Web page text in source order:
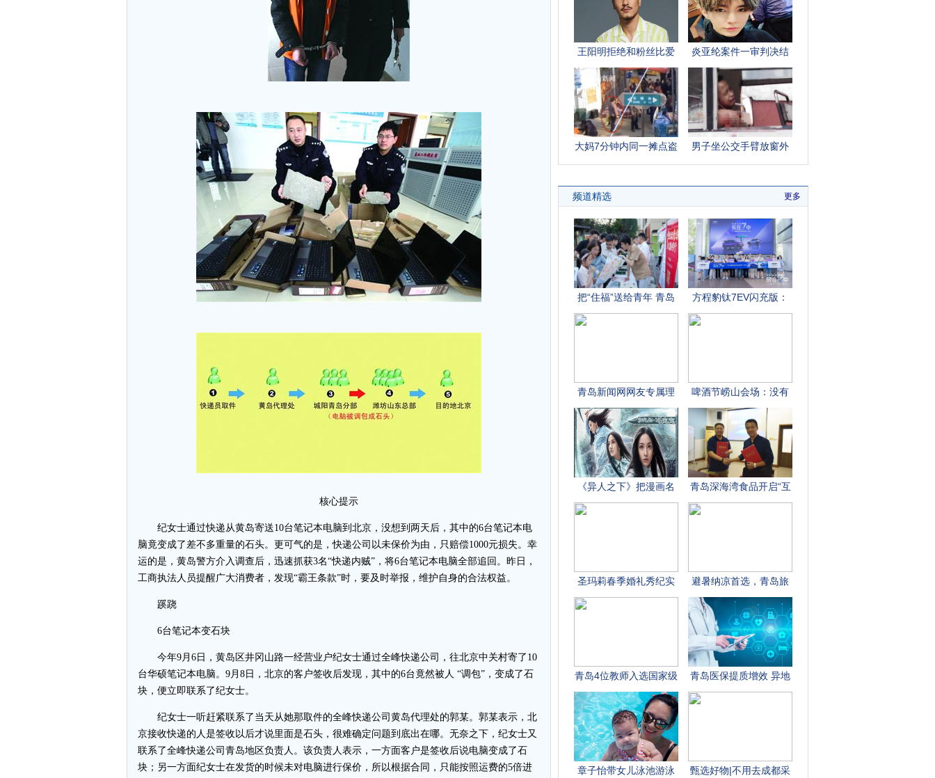
核心提示
纪女士通过快递从黄岛寄送10台笔记本电脑到北京，没想到两天后，其中的6台笔记本电
脑竟变成了差不多重量的石头。更可气的是，快递公司以未保价为由，只赔偿1000元损失。幸
运的是，黄岛警方介入调查后，迅速抓获3名“快递内贼”，将6台笔记本电脑全部追回。昨日，
工商执法人员提醒广大消费者，发现“霸王条款”时，要及时举报，维护自身的合法权益。
蹊跷
6台笔记本变石块
今年9月6日，黄岛区井冈山路一经营业户纪女士通过全峰快递公司，往北京中关村寄了10
台华硕笔记本电脑。9月8日，北京的客户签收后发现，其中的6台竟然被人 “调包”，变成了石
块，便立即联系了纪女士。
纪女士一听赶紧联系了当天从她那取件的全峰快递公司黄岛代理处的郭某。郭某表示，北
京接收快递的人是签收以后才说里面是石头，很难确定问题到底出在哪。无奈之下，纪女士又
联系了全峰快递公司青岛地区负责人。该负责人表示，一方面客户是签收后说电脑变成了石
块；另一方面纪女士在发货的时候未对电脑进行保价，所以根据合同，只能按照运费的5倍进